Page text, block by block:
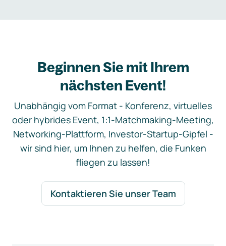
Beginnen Sie mit Ihrem
nächsten Event!
Unabhängig vom Format - Konferenz, virtuelles
oder hybrides Event, 1:1-Matchmaking-Meeting,
Networking-Plattform, Investor-Startup-Gipfel -
wir sind hier, um Ihnen zu helfen, die Funken
fliegen zu lassen!
Kontaktieren Sie unser Team